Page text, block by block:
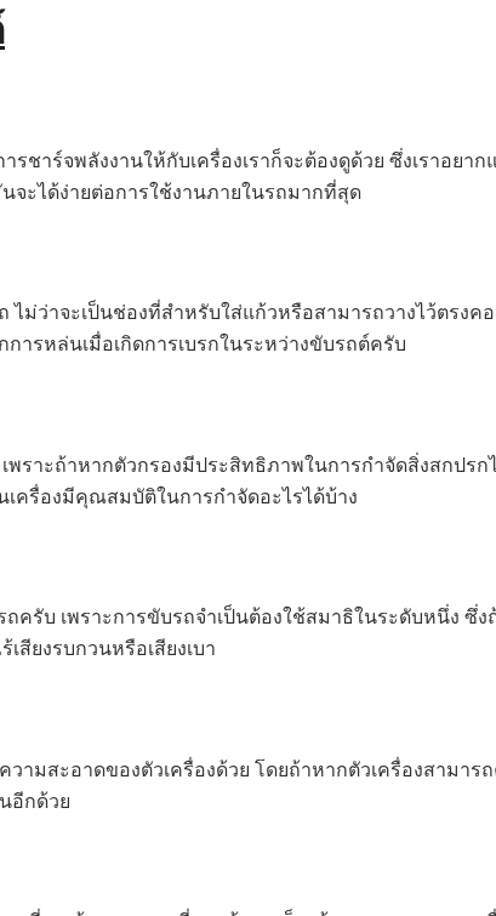
าร์จพลังงานให้กับเครื่องเราก็จะต้องดูด้วย ซึ่งเราอยา
จะได้ง่ายต่อการใช้งานภายในรถมากที่สุด
ว่าจะเป็นช่องที่สำหรับใส่แก้วหรือสามารถวางไว้ตรงค
รหล่นเมื่อเกิดการเบรกในระหว่างขับรถต์ครับ
ราะถ้าหากตัวกรองมีประสิทธิภาพในการกำจัดสิ่งสกปรก
เครื่องมีคุณสมบัติในการกำจัดอะไรได้บ้าง
ครับ เพราะการขับรถจำเป็นต้องใช้สมาธิในระดับหนึ่ง ซึ่ง
สียงรบกวนหรือเสียงเบา
ามสะอาดของตัวเครื่องด้วย โดยถ้าหากตัวเครื่องสามา
อีกด้วย